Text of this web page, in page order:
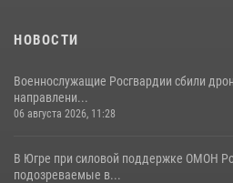
НОВОСТИ
Военнослужащие Росгвардии сбили
направлени...
06 августа 2026, 11:28
В Югре при силовой поддержке ОМОН
подозреваемые в...